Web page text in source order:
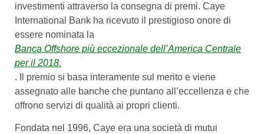
investimenti attraverso la consegna di premi. Caye
International Bank ha ricevuto il prestigioso onore di
essere nominata la
Banca Offshore più eccezionale dell’America Centrale
per il 2018.
. Il premio si basa interamente sul merito e viene
assegnato alle banche che puntano all’eccellenza e che
offrono servizi di qualità ai propri clienti.
Fondata nel 1996, Caye era una società di mutui